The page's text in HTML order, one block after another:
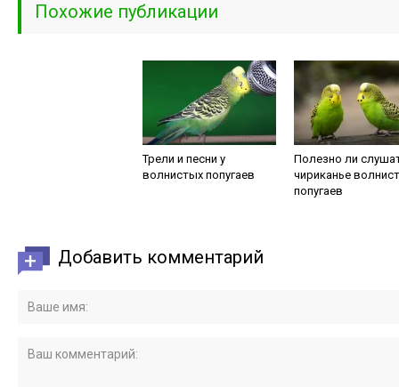
Похожие публикации
Трели и песни у
волнистых попугаев
Полезно ли
чириканье
попугаев
Добавить комментарий